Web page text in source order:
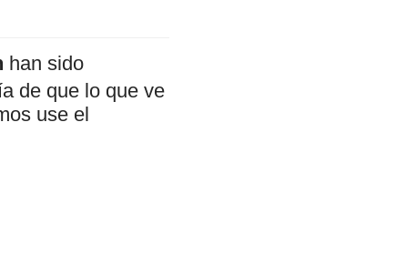
han sido
de que lo que ve
use el